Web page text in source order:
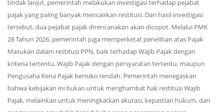
tindak lanjut, pemerintah melakukan investigasi terhadap pejabat
pajak yang paling banyak mencairkan restitusi. Dari hasil investigasi
tersebut, dua pejabat pajak direncanakan akan dicopot. Melalui PMK
28 Tahun 2026, pemerintah juga memperketat penelitian atas Pajak
Masukan dalam restitusi PPN, baik terhadap Wajib Pajak dengan
kriteria tertentu, Wajib Pajak dengan persyaratan tertentu, maupun
Pengusaha Kena Pajak berisiko rendah. Pemerintah menegaskan
bahwa kebijakan ini bukan untuk menghambat hak restitusi Wajib
Pajak, melainkan untuk meningkatkan akurasi, kepastian hukum, dan